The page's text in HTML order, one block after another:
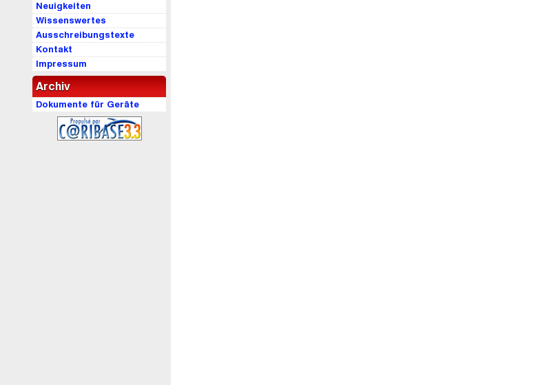
Neuigkeiten
Wissenswertes
Ausschreibungstexte
Kontakt
Impressum
Archiv
Dokumente für Geräte